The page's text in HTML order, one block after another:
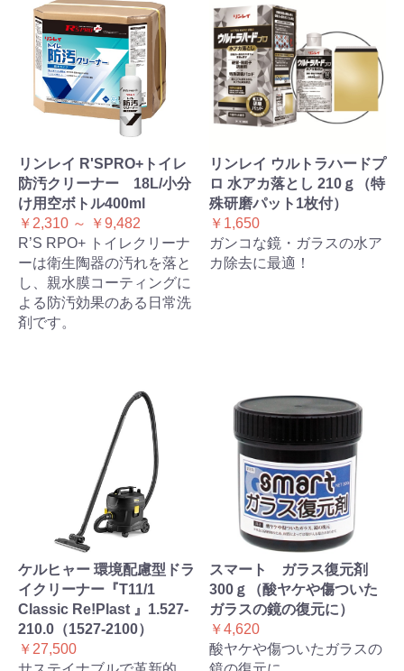
リンレイ R'SPRO+トイレ
防汚クリーナー 18L/小分
け用空ボトル400ml
￥2,310 ～ ￥9,482
R’S RPO+ トイレクリーナ
ーは衛生陶器の汚れを落と
し、親水膜コーティングに
よる防汚効果のある日常洗
剤です。
リンレイ ウルトラハードプ
ロ 水アカ落とし 210ｇ（特
殊研磨パット1枚付）
￥1,650
ガンコな鏡・ガラスの水ア
カ除去に最適！
ケルヒャー 環境配慮型ドラ
イクリーナー『T11/1
Classic Re!Plast 』1.527-
210.0（1527-2100）
￥27,500
スマート ガラス復元剤
300ｇ（酸ヤケや傷ついた
ガラスの鏡の復元に）
￥4,620
酸ヤケや傷ついたガラスの